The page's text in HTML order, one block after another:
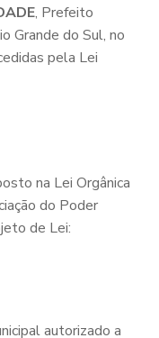
, Prefeito
Grande do Sul, no
pela Lei
na Lei Orgânica
do Poder
de Lei:
autorizado a